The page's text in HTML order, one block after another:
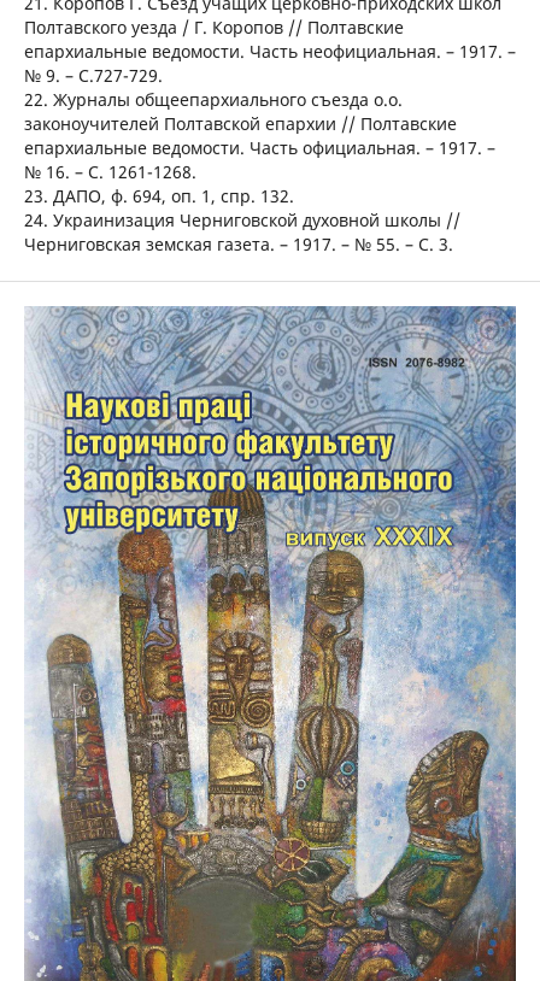
Полтавского уезда / Г. Коропов // Полтавские
епархиальные ведомости. Часть неофициальная. – 1917. –
№ 9. – С.727-729.
22. Журналы общеепархиального съезда о.о.
законоучителей Полтавской епархии // Полтавские
епархиальные ведомости. Часть официальная. – 1917. –
№ 16. – С. 1261-1268.
23. ДАПО, ф. 694, оп. 1, спр. 132.
24. Украинизация Черниговской духовной школы //
Черниговская земская газета. – 1917. – № 55. – С. 3.